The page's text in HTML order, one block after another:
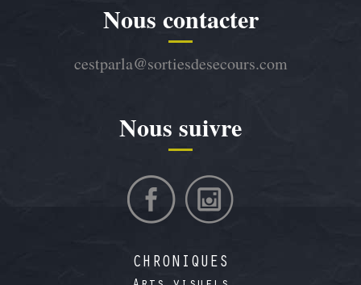
Nous contacter
cestparla@sortiesdesecours.com
Nous suivre
CHRONIQUES